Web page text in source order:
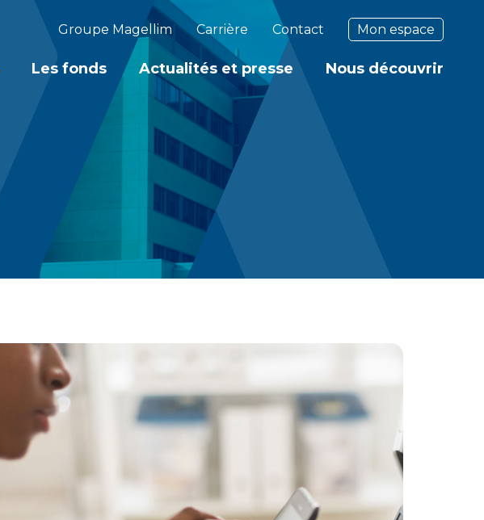
Les fonds Actualités et presse Nous découvrir
Groupe Magellim Carrière Contact Mon espace